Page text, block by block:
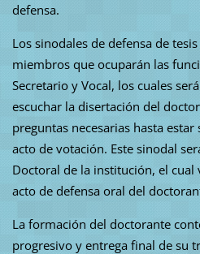
defensa.
Los sinodales de defensa de
miembros que ocuparán las
Secretario y Vocal, los cuales
escuchar la disertación del
preguntas necesarias hasta
acto de votación. Este sinodal
Doctoral de la institución, el
acto de defensa oral del
La formación del doctorante
progresivo y entrega final de su